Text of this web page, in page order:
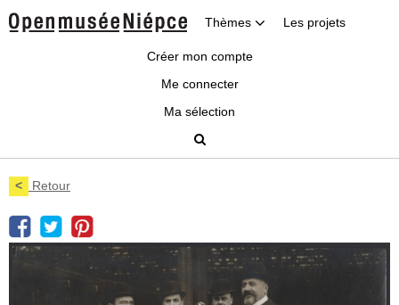
Thèmes Les projets
Créer mon compte
Me connecter
Ma sélection
< Retour